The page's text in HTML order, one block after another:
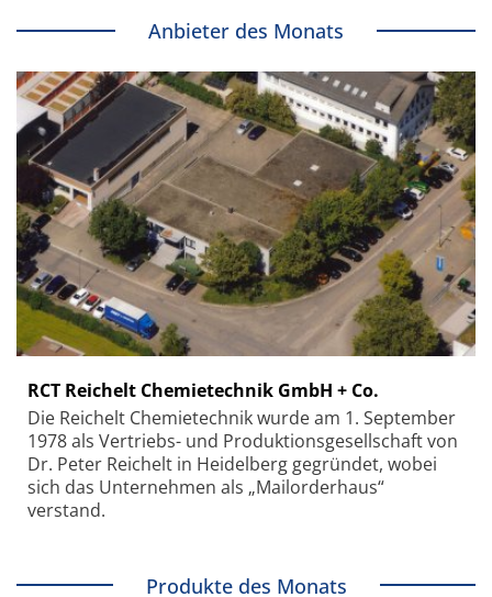
Anbieter des Monats
RCT Reichelt Chemietechnik GmbH + Co.
Die Reichelt Chemietechnik wurde am 1. September
1978 als Vertriebs- und Produktionsgesellschaft von
Dr. Peter Reichelt in Heidelberg gegründet, wobei
sich das Unternehmen als „Mailorderhaus“
verstand.
Produkte des Monats